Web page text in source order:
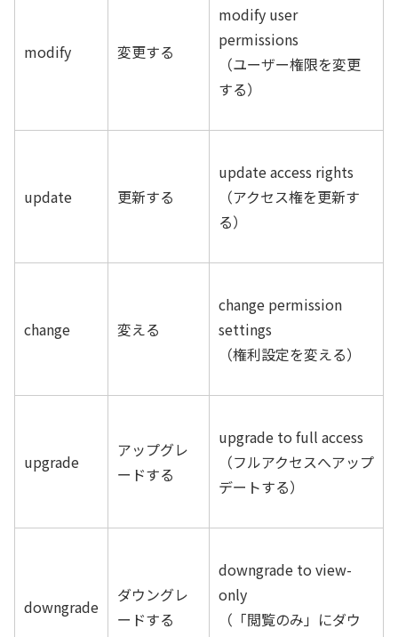
modify 変更する
modify user
permissions
（ユーザー権限を変更
する）
update 更新する
update access rights
（アクセス権を更新す
る）
change 変える
change permission
settings
（権利設定を変える）
upgrade
アップグレ
ードする
upgrade to full access
（フルアクセスへアップ
デートする）
downgrade
ダウングレ
ードする
downgrade to view-
only
（「閲覧のみ」にダウ